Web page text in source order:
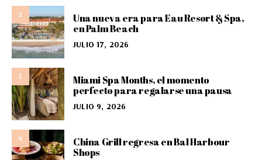
2
Una nueva era para Eau Resort & Spa,
en Palm Beach
JULIO 17, 2026
3
Miami Spa Months, el momento
perfecto para regalarse una pausa
JULIO 9, 2026
4
China Grill regresa en Bal Harbour
Shops